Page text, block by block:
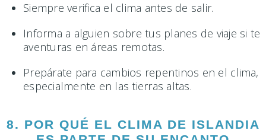
Siempre verifica el clima antes de salir.
Informa a alguien sobre tus planes de viaje si te
aventuras en áreas remotas.
Prepárate para cambios repentinos en el clima,
especialmente en las tierras altas.
8. POR QUÉ EL CLIMA DE ISLANDIA